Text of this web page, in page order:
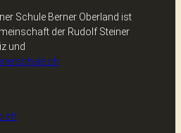
Schule Berner Oberland ist
der Rudolf Steiner
und